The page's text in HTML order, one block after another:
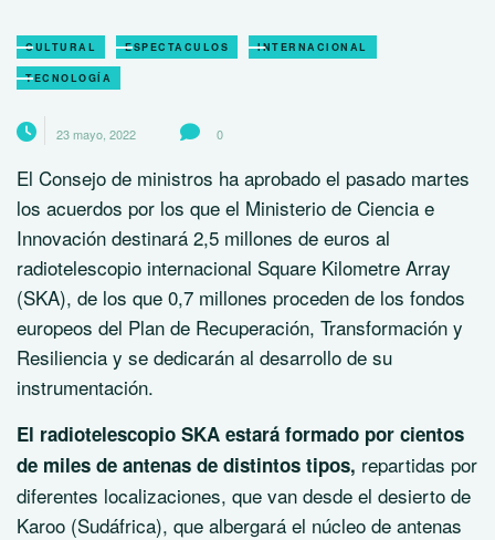
CULTURAL ESPECTACULOS INTERNACIONAL
TECNOLOGÍA
23 mayo, 2022 0
El Consejo de ministros ha aprobado el pasado martes
los acuerdos por los que el Ministerio de Ciencia e
Innovación destinará 2,5 millones de euros al
radiotelescopio internacional Square Kilometre Array
(SKA), de los que 0,7 millones proceden de los fondos
europeos del Plan de Recuperación, Transformación y
Resiliencia y se dedicarán al desarrollo de su
instrumentación.
El radiotelescopio SKA estará formado por cientos
de miles de antenas de distintos tipos, repartidas por
diferentes localizaciones, que van desde el desierto de
Karoo (Sudáfrica), que albergará el núcleo de antenas